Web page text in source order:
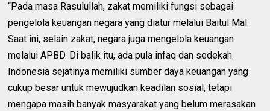
“Pada masa Rasulullah, zakat memiliki fungsi sebagai
pengelola keuangan negara yang diatur melalui Baitul Mal.
Saat ini, selain zakat, negara juga mengelola keuangan
melalui APBD. Di balik itu, ada pula infaq dan sedekah.
Indonesia sejatinya memiliki sumber daya keuangan yang
cukup besar untuk mewujudkan keadilan sosial, tetapi
mengapa masih banyak masyarakat yang belum merasakan